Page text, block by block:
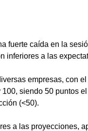
fuerte caída en la
inferiores a las
empresas, con
100, siendo 50 puntos
(<50).
a las proyecciones,